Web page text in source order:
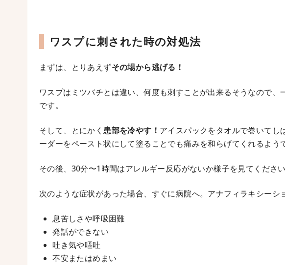
ワスプに刺された時の対処法
まずは、とりあえずその場から逃げる！
ワスプはミツバチとは違い、何度も刺すことが出来るそうなので
です。
そして、とにかく患部を冷やす！ アイスパックをタオルで巻いてし
ーダーをペースト状にして塗ることでも痛みを和らげてくれるよう
その後、30分〜1時間はアレルギー反応がないか様子を見てください
次のような症状があった場合、すぐに病院へ。アナフィラキシーシ
息苦しさや呼吸困難
発話ができない
吐き気や嘔吐
不安またはめまい